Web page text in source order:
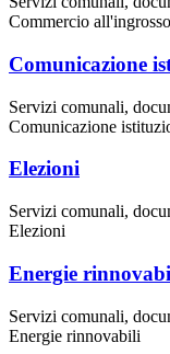
Commercio all'ingrosso
Comunicazione
Servizi comunali,
Comunicazione
Elezioni
Servizi comunali,
Elezioni
Energie
Servizi comunali,
Energie rinnovabili